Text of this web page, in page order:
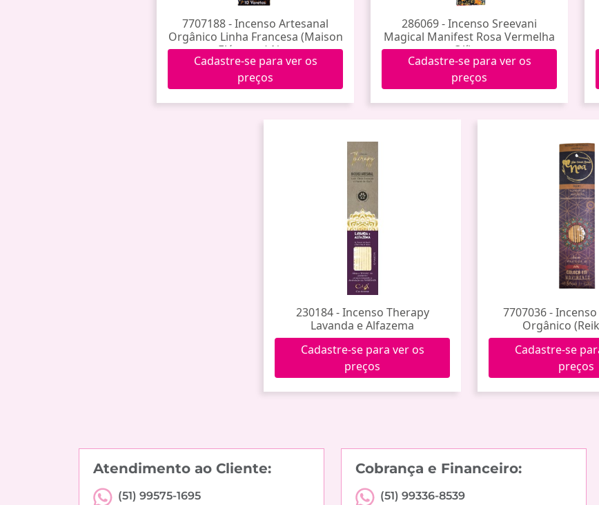
7707188 - Incenso Artesanal
Orgânico Linha Francesa (Maison
Elégance) Noa
Cadastre-se para ver os
preços
286069 - Incenso Sreevani
Magical Manifest Rosa Vermelha
e Olíbano
Cadastre-se para ver os
preços
230184 - Incenso Therapy
Lavanda e Alfazema
Cadastre-se para ver os
preços
7707036 -
Orgânico
Cadastre-se
preços
Atendimento ao Cliente:
(51) 99575-1695
Cobrança e Financeiro:
(51) 99336-8539